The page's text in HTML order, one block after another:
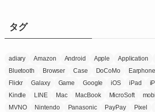
ータグ
adiary Amazon Android Apple Application
Bluetooth
Browser Case DoCoMo Earphone
Flickr
Galaxy Game Google iOS iPad
Kindle
LINE Mac MacBook MicroSoft
MVNO
Nintendo Panasonic PayPay Pixel